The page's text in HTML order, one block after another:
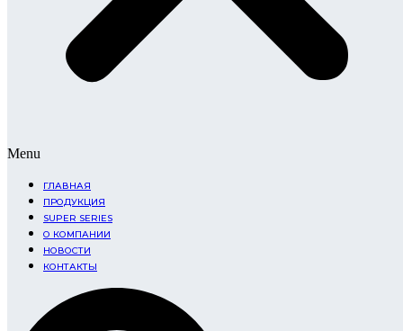
Menu
ГЛАВНАЯ
ПРОДУКЦИЯ
SUPER SERIES
О КОМПАНИИ
НОВОСТИ
КОНТАКТЫ